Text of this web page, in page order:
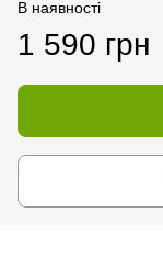
В наявності
1 590 грн